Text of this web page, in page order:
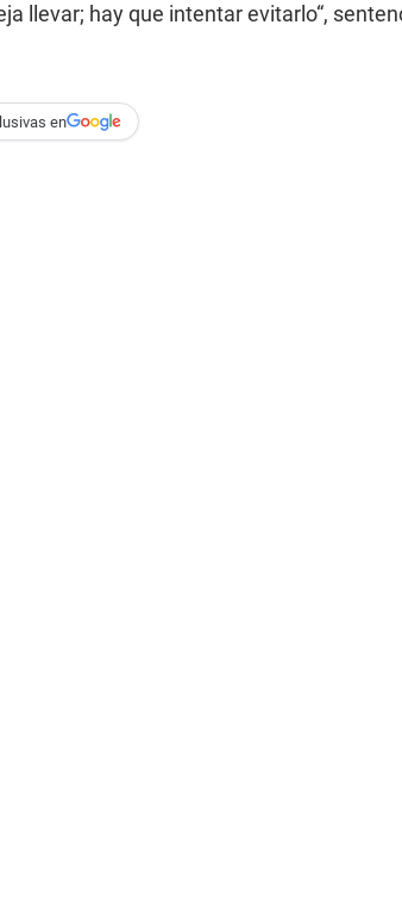
llevar; hay que intentar evitarlo“,
en